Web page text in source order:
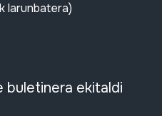
larunbatera)
buletinera ekitaldi